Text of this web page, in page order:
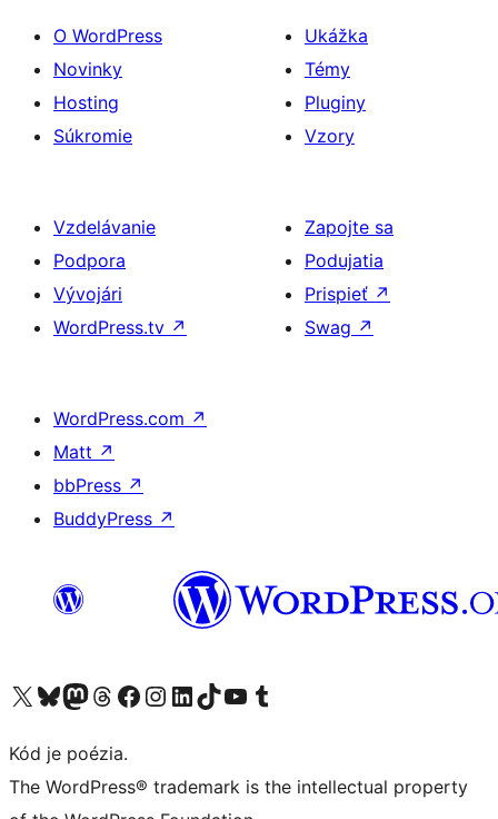
O WordPress
Novinky
Hosting
Súkromie
Ukážka
Témy
Pluginy
Vzory
Vzdelávanie
Podpora
Vývojári
WordPress.tv ↗
Zapojte sa
Podujatia
Prispieť ↗
Swag ↗
WordPress.com ↗
Matt ↗
bbPress ↗
BuddyPress ↗
Navštívte náš účet na X (predtým Twitter)
Navštívte náš účet na platforme Bluesky
Navštívte náš účet na Mastodone
Navštívte náš účet na platforme Threads
Navštívte našu stránku na Facebooku
Navštívte náš účet Instagram
Navštívte náš účet LinkedIn
Navštívte náš účet na platforme TikTok
Navštívte náš kanál YouTube
Navštívte náš účet na platforme Tumblr
Kód je poézia.
The WordPress® trademark is the intellectual property